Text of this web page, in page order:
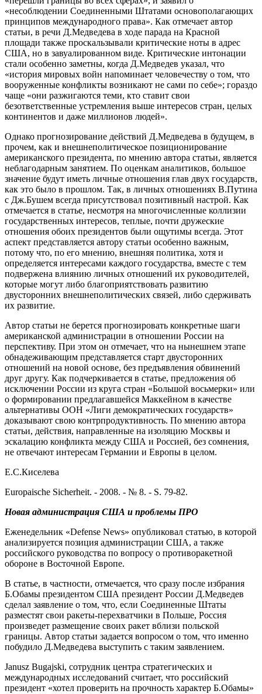
«несоблюдении Соединенными Штатами основополагающих
принципов международного права». Как отмечает автор
статьи, в речи Д.Медведева в ходе парада на Красной
площади также проскальзывали критические ноты в адрес
США, но в завуалированном виде. Критические интонации
стали особенно заметны, когда Д.Медведев указал, что
«история мировых войн напоминает человечеству о том, что
вооруженные конфликты возникают не сами по себе»; гораздо
чаще «они разжигаются теми, кто ставит свои
безответственные устремления выше интересов стран, целых
континентов и даже миллионов людей».
Однако прогнозирование действий Д.Медведева в будущем, в
прочем, как и внешнеполитическое позиционирование
американского президента, по мнению автора статьи, является
неблагодарным занятием. По оценкам аналитиков, большое
значение будут иметь личные отношения глав двух государств,
как это было в прошлом. Так, в личных отношениях В.Путина
с Дж.Бушем всегда присутствовал позитивный настрой. Как
отмечается в статье, несмотря на многочисленные коллизии
государственных интересов, теплые, почти дружеские
отношения обоих президентов были ощутимы всегда. Этот
аспект представляется автору статьи особенно важным,
потому что, по его мнению, внешняя политика, хотя и
определяется интересами каждого государства, вместе с тем
подвержена влиянию личных отношений их руководителей,
которые могут либо благоприятствовать развитию
двусторонних внешнеполитических связей, либо сдерживать
их развитие.
Автор статьи не берется прогнозировать конкретные шаги
американской администрации в отношении России на
перспективу. При этом он отмечает, что на нынешнем этапе
обнадеживающим представляется старт двусторонних
отношений на новой основе, без предъявления обвинений
друг другу. Как подчеркивается в статье, предложения об
исключении России из круга стран «Большой восьмерки» или
о формировании предлагавшейся Маккейном в качестве
альтернативы ООН «Лиги демократических государств»
доказывают свою контрпродуктивность. По мнению автора
статьи, действия, направленные на изоляцию Москвы и
эскалацию конфликта между США и Россией, без сомнения,
не отвечают интересам Германии и Европы в целом.
Е.С.Киселева
Europaische Sicherheit. - 2008. - № 8. - S. 79-82.
Новая администрация США и проблемы ПРО
Еженедельник «Defense News» опубликовал статью, в которой
анализируется позиция администрации США, а также
российского руководства по вопросу о противоракетной
обороне в Восточной Европе.
В статье, в частности, отмечается, что сразу после избрания
Б.Обамы президентом США президент России Д.Медведев
сделал заявление о том, что, если Соединенные Штаты
разместят свои ракеты-перехватчики в Польше, Россия
произведет размещение своих ракет вблизи польской
границы. Автор статьи задается вопросом о том, что именно
побудило Д.Медведева выступить с таким заявлением.
Janusz Bugajski, сотрудник центра стратегических и
международных исследований считает, что российский
президент «хотел проверить на прочность характер Б.Обамы»